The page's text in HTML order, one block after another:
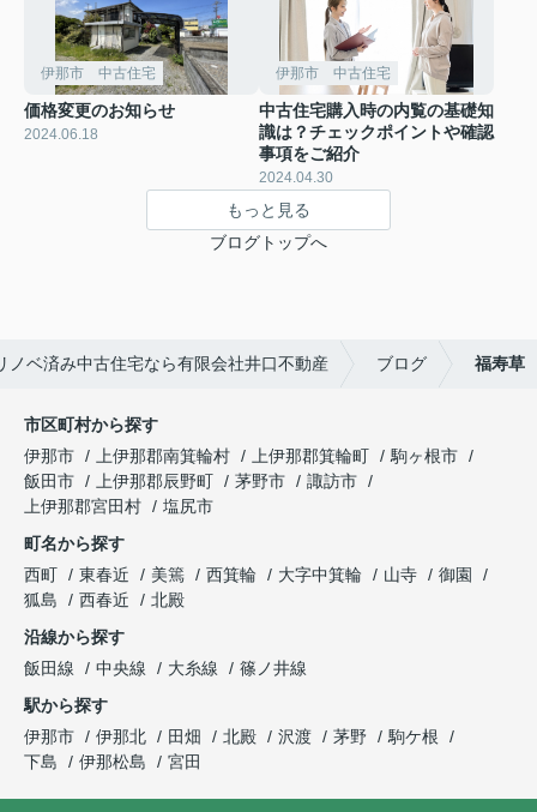
伊那市 中古住宅
価格変更のお知らせ
2024.06.18
伊那市 中古住宅
中古住宅購入時の内覧の基礎知
識は？チェックポイントや確認
事項をご紹介
2024.04.30
もっと見る
ブログトップへ
ノベ済み中古住宅なら有限会社井口不動産 ブログ 福寿草
市区町村から探す
伊那市
上伊那郡南箕輪村 上伊那郡箕輪町
駒ヶ根市
飯田市
上伊那郡辰野町 茅野市
諏訪市
上伊那郡宮田村
塩尻市
町名から探す
西町
東春近 美篶 西箕輪 大字中箕輪 山寺
御園
狐島
西春近
北殿
沿線から探す
飯田線
中央線 大糸線
篠ノ井線
駅から探す
伊那市
伊那北 田畑 北殿 沢渡 茅野
駒ケ根
下島
伊那松島 宮田